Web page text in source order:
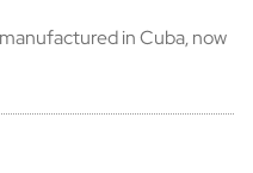
in Cuba, now